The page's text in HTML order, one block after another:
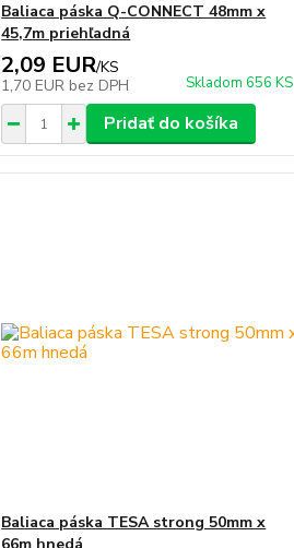
Baliaca páska Q-CONNECT 48mm x
45,7m priehľadná
2,09 EUR/KS
1,70 EUR bez DPH Skladom 656 KS
Pridať do košíka
Baliaca páska TESA strong 50mm x